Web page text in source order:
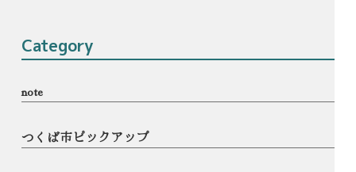
Category
note
つくば市ピックアップ